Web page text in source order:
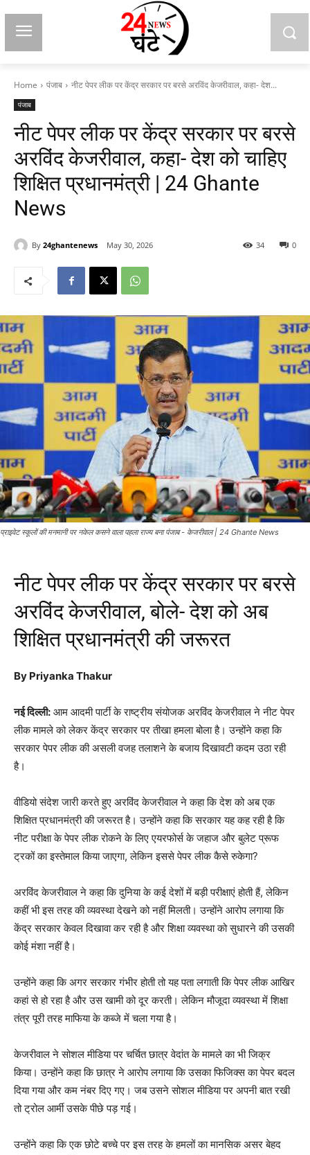
Home पंजाब नीट पेपर लीक पर केंद्र सरकार पर बरसे अरविंद केजरीवाल, कहा- देश...
पंजाब
नीट पेपर लीक पर केंद्र सरकार पर बरसे
अरविंद केजरीवाल, कहा- देश को चाहिए
शिक्षित प्रधानमंत्री | 24 Ghante
News
By 24ghantenews May 30, 2026 0
34
प्राइवेट स्कूलों की मनमानी पर नकेल कसने वाला पहला राज्य बना पंजाब - केजरीवाल | 24 Ghante News
नीट पेपर लीक पर केंद्र सरकार पर बरसे
अरविंद केजरीवाल, बोले- देश को अब
शिक्षित प्रधानमंत्री की जरूरत
By Priyanka Thakur
नई दिल्ली: आम आदमी पार्टी के राष्ट्रीय संयोजक अरविंद केजरीवाल ने नीट पेपर
लीक मामले को लेकर केंद्र सरकार पर तीखा हमला बोला है। उन्होंने कहा कि
सरकार पेपर लीक की असली वजह तलाशने के बजाय दिखावटी कदम उठा रही
है।
वीडियो संदेश जारी करते हुए अरविंद केजरीवाल ने कहा कि देश को अब एक
शिक्षित प्रधानमंत्री की जरूरत है। उन्होंने कहा कि सरकार यह कह रही है कि
नीट परीक्षा के पेपर लीक रोकने के लिए एयरफोर्स के जहाज और बुलेट प्रूफ
ट्रकों का इस्तेमाल किया जाएगा, लेकिन इससे पेपर लीक कैसे रुकेगा?
अरविंद केजरीवाल ने कहा कि दुनिया के कई देशों में बड़ी परीक्षाएं होती हैं, लेकिन
कहीं भी इस तरह की व्यवस्था देखने को नहीं मिलती। उन्होंने आरोप लगाया कि
केंद्र सरकार केवल दिखावा कर रही है और शिक्षा व्यवस्था को सुधारने की उसकी
कोई मंशा नहीं है।
उन्होंने कहा कि अगर सरकार गंभीर होती तो यह पता लगाती कि पेपर लीक आखिर
कहां से हो रहा है और उस खामी को दूर करती। लेकिन मौजूदा व्यवस्था में शिक्षा
तंत्र पूरी तरह माफिया के कब्जे में चला गया है।
केजरीवाल ने सोशल मीडिया पर चर्चित छात्र वेदांत के मामले का भी जिक्र
किया। उन्होंने कहा कि छात्र ने आरोप लगाया कि उसका फिजिक्स का पेपर बदल
दिया गया और कम नंबर दिए गए। जब उसने सोशल मीडिया पर अपनी बात रखी
तो ट्रोल आर्मी उसके पीछे पड़ गई।
उन्होंने कहा कि एक छोटे बच्चे पर इस तरह के हमलों का मानसिक असर बेहद